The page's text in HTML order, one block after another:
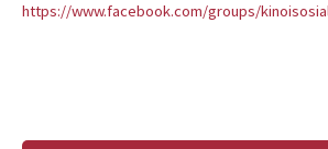
https://www.facebook.com/groups/